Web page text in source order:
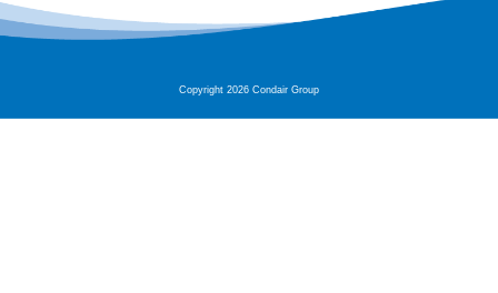
Copyright 2026 Condair Group